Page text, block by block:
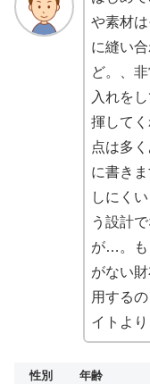
や素材
に縫い
ど。、
入れを
揮して
点は多
に書き
しにく
う設計
が…。も
がない
用する
イトより
性別 年齢